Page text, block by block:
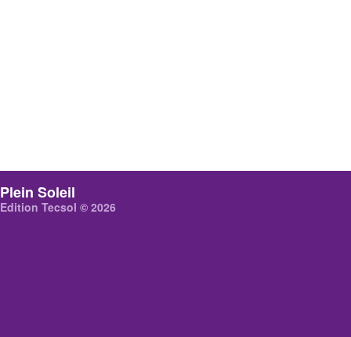
Plein Soleil
Edition Tecsol © 2026